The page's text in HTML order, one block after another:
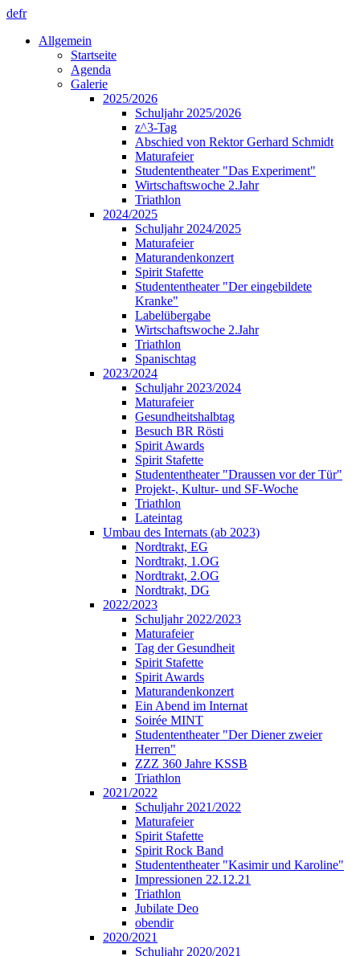
defr
Allgemein
Startseite
Agenda
Galerie
2025/2026
Schuljahr 2025/2026
z^3-Tag
Abschied von Rektor Gerhard Schmidt
Maturafeier
Studententheater "Das Experiment"
Wirtschaftswoche 2.Jahr
Triathlon
2024/2025
Schuljahr 2024/2025
Maturafeier
Maturandenkonzert
Spirit Stafette
Studententheater "Der eingebildete
Kranke"
Labelübergabe
Wirtschaftswoche 2.Jahr
Triathlon
Spanischtag
2023/2024
Schuljahr 2023/2024
Maturafeier
Gesundheitshalbtag
Besuch BR Rösti
Spirit Awards
Spirit Stafette
Studententheater "Draussen vor der Tür"
Projekt-, Kultur- und SF-Woche
Triathlon
Lateintag
Umbau des Internats (ab 2023)
Nordtrakt, EG
Nordtrakt, 1.OG
Nordtrakt, 2.OG
Nordtrakt, DG
2022/2023
Schuljahr 2022/2023
Maturafeier
Tag der Gesundheit
Spirit Stafette
Spirit Awards
Maturandenkonzert
Ein Abend im Internat
Soirée MINT
Studententheater "Der Diener zweier
Herren"
ZZZ 360 Jahre KSSB
Triathlon
2021/2022
Schuljahr 2021/2022
Maturafeier
Spirit Stafette
Spirit Rock Band
Studententheater "Kasimir und Karoline"
Impressionen 22.12.21
Triathlon
Jubilate Deo
obendir
2020/2021
Schuljahr 2020/2021